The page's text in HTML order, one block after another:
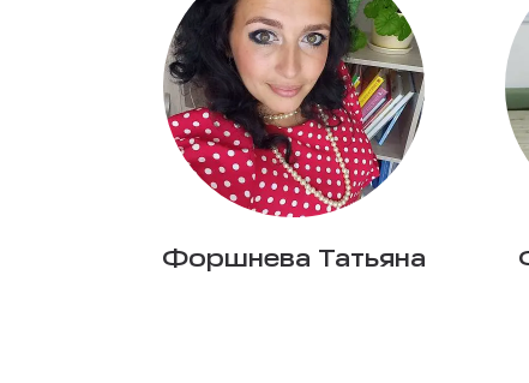
Форшнева Татьяна